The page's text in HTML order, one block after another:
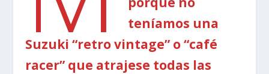
teníamos una
Suzuki “retro vintage” o “café
racer” que atrajese todas las